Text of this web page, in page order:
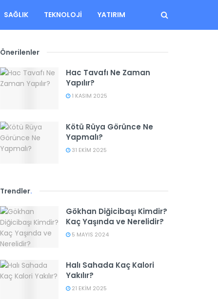
SAĞLIK TEKNOLOJI YATIRIM
Önerilenler
Hac Tavafı Ne Zaman
Yapılır?
1 KASIM 2025
Kötü Rüya Görünce Ne
Yapmalı?
31 EKIM 2025
Trendler.
Gökhan Diğicibaşı Kimdir?
Kaç Yaşında ve Nerelidir?
5 MAYIS 2024
Halı Sahada Kaç Kalori
Yakılır?
21 EKIM 2025